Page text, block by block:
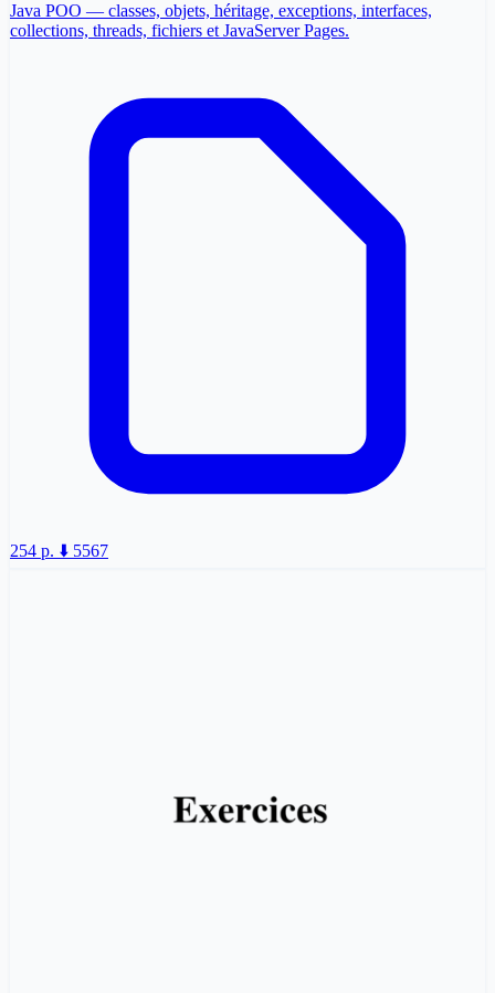
Java POO — classes, objets, héritage, exceptions, interfaces,
collections, threads, fichiers et JavaServer Pages.
254 p. ⬇️ 5567